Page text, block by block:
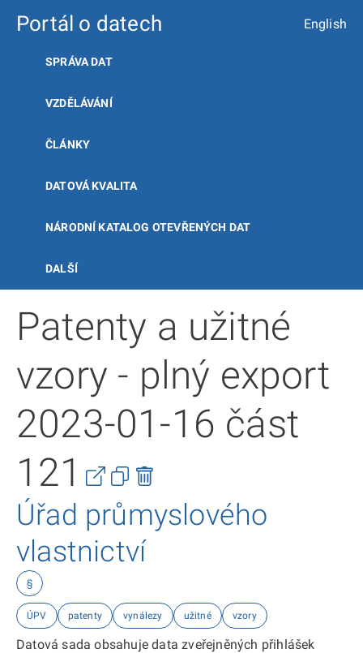
Portál o datech English
SPRÁVA DAT
VZDĚLÁVÁNÍ
ČLÁNKY
DATOVÁ KVALITA
NÁRODNÍ KATALOG OTEVŘENÝCH DAT
DALŠÍ
Patenty a užitné
vzory - plný export
2023-01-16 část
121
Úřad průmyslového
vlastnictví
§
ÚPV patenty vynálezy užitné vzory
Datová sada obsahuje data zveřejněných přihlášek